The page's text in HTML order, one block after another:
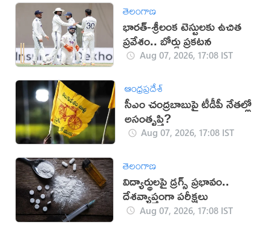
తెలంగాణ
భారత్-శ్రీలంక టెస్టులకు ఉచిత
ప్రవేశం.. బోర్డు ప్రకటన
Aug 07, 2026, 17:08 IST
ఆంధ్రప్రదేశ్
సీఎం చంద్రబాబుపై టీడీపీ నేతల్లో
అసంతృప్తి?
Aug 07, 2026, 17:08 IST
తెలంగాణ
విద్యార్థులపై డ్రగ్స్ ప్రభావం..
దేశవ్యాప్తంగా పరీక్షలు
Aug 07, 2026, 17:08 IST